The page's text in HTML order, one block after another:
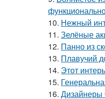
10. Нежный
11. Зелёные
12. Панно из
13. Плавучий
14. Этот
15.
16. Дизайнеры